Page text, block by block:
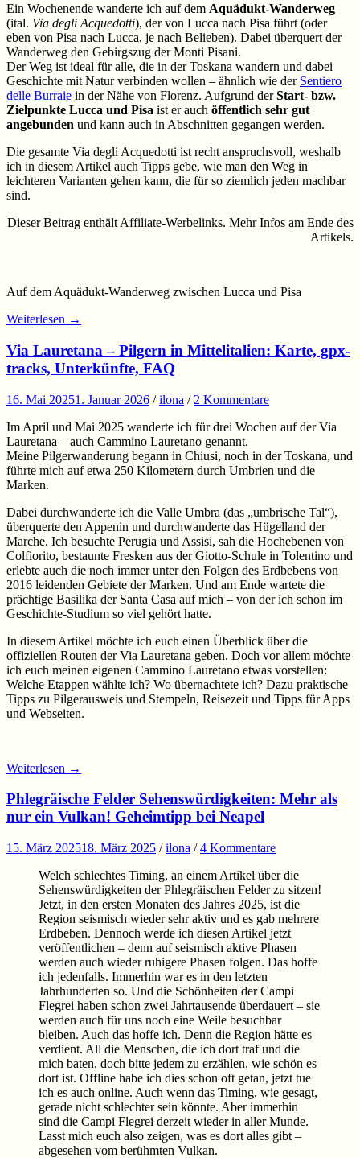
Ein Wochenende wanderte ich auf dem Aquädukt-Wanderweg
(ital. Via degli Acquedotti), der von Lucca nach Pisa führt (oder
eben von Pisa nach Lucca, je nach Belieben). Dabei überquert der
Wanderweg den Gebirgszug der Monti Pisani.
Der Weg ist ideal für alle, die in der Toskana wandern und dabei
Geschichte mit Natur verbinden wollen – ähnlich wie der Sentiero
delle Burraie in der Nähe von Florenz. Aufgrund derStart- bzw.
Zielpunkte Lucca und Pisa ist er auch öffentlich sehr gut
angebunden und kann auch in Abschnitten gegangen werden.
Die gesamte Via degli Acquedotti ist recht anspruchsvoll, weshalb
ich in diesem Artikel auch Tipps gebe, wie man den Weg in
leichteren Varianten gehen kann, die für so ziemlich jeden machbar
sind.
Dieser Beitrag enthält Affiliate-Werbelinks. Mehr Infos am Ende des
Artikels.
Auf dem Aquädukt-Wanderweg zwischen Lucca und Pisa
Weiterlesen →
Via Lauretana – Pilgern in Mittelitalien: Karte, gpx-
tracks, Unterkünfte, FAQ
16. Mai 20251. Januar 2026 /ilona / 2 Kommentare
Im April und Mai 2025 wanderte ich für drei Wochen auf der Via
Lauretana – auch Cammino Lauretano genannt.
Meine Pilgerwanderung begann in Chiusi, noch in der Toskana, und
führte mich auf etwa 250 Kilometern durch Umbrien und die
Marken.
Dabei durchwanderte ich die Valle Umbra (das „umbrische Tal“),
überquerte den Appenin und durchwanderte das Hügelland der
Marche. Ich besuchte Perugia und Assisi, sah die Hochebenen von
Colfiorito, bestaunte Fresken aus der Giotto-Schule in Tolentino und
erlebte auch die noch immer unter den Folgen des Erdbebens von
2016 leidenden Gebiete der Marken. Und am Ende wartete die
prächtige Basilika der Santa Casa auf mich – von der ich schon im
Geschichte-Studium so viel gehört hatte.
In diesem Artikel möchte ich euch einen Überblick über die
offiziellen Routen der Via Lauretana geben. Doch vor allem möchte
ich euch meinen eigenen Cammino Lauretano etwas vorstellen:
Welche Etappen wählte ich? Wo übernachtete ich? Dazu praktische
Tipps zu Pilgerausweis und Stempeln, Reisezeit und Tipps für Apps
und Webseiten.
Weiterlesen →
Phlegräische Felder Sehenswürdigkeiten: Mehr als
nur ein Vulkan! Geheimtipp bei Neapel
15. März 202518. März 2025 /ilona /4 Kommentare
Welch schlechtes Timing, an einem Artikel über die
Sehenswürdigkeiten der Phlegräischen Felder zu sitzen!
Jetzt, in den ersten Monaten des Jahres 2025, ist die
Region seismisch wieder sehr aktiv und es gab mehrere
Erdbeben. Dennoch werde ich diesen Artikel jetzt
veröffentlichen – denn auf seismisch aktive Phasen
werden auch wieder ruhigere Phasen folgen. Das hoffe
ich jedenfalls. Immerhin war es in den letzten
Jahrhunderten so. Und die Schönheiten der Campi
Flegrei haben schon zwei Jahrtausende überdauert – sie
werden auch für uns noch eine Weile besuchbar
bleiben. Auch das hoffe ich. Denn die Region hätte es
verdient. All die Menschen, die ich dort traf und die
mich baten, doch bitte jedem zu erzählen, wie schön es
dort ist. Offline habe ich dies schon oft getan, jetzt tue
ich es auch online. Auch wenn das Timing, wie gesagt,
gerade nicht schlechter sein könnte. Aber immerhin
sind die Campi Flegrei derzeit wieder in aller Munde.
Lasst mich euch also zeigen, was es dort alles gibt –
abgesehen vom berühmten Vulkan.